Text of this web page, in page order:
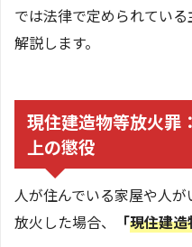
では法律で定められてい
解説します。
現住建造物等放火罪
上の懲役
人が住んでいる家屋や人
放火した場合、
「現住建